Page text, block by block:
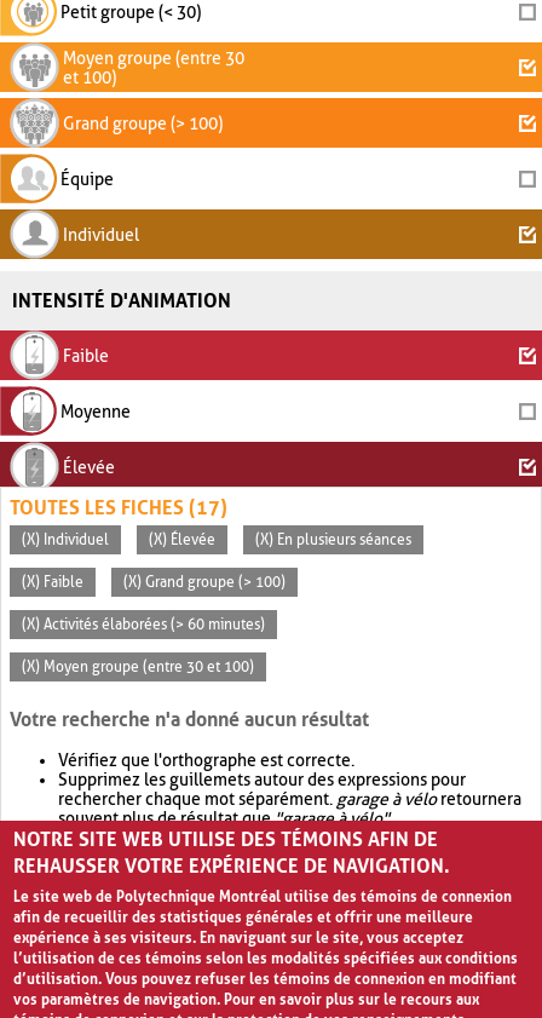
Petit groupe (< 30)
Moyen groupe (entre 30
et 100)
Grand groupe (> 100)
Équipe
Individuel
INTENSITÉ D'ANIMATION
Faible
Moyenne
Élevée
TOUTES LES FICHES (17)
(X) Individuel (X) Élevée (X) En plusieurs séances
(X) Faible (X) Grand groupe (> 100)
(X) Activités élaborées (> 60 minutes)
(X) Moyen groupe (entre 30 et 100)
Votre recherche n'a donné aucun résultat
Vérifiez que l'orthographe est correcte.
Supprimez les guillemets autour des expressions pour
rechercher chaque mot séparément. garage à véloretournera
souvent plus de résultat que"garage à vélo".
Envisagez d'élargir votre recherche avec OR.garage OR vélo
retournera souvent plus de résultat quegarage à vélo
NOTRE SITE WEB UTILISE DES TÉMOINS AFIN DE
REHAUSSER VOTRE EXPÉRIENCE DE NAVIGATION.
Le site web de Polytechnique Montréal utilise des témoins de connexion
afin de recueillir des statistiques générales et offrir une meilleure
expérience à ses visiteurs. En naviguant sur le site, vous acceptez
l’utilisation de ces témoins selon les modalités spécifiées aux conditions
d’utilisation. Vous pouvez refuser les témoins de connexion en modifiant
vos paramètres de navigation. Pour en savoir plus sur le recours aux